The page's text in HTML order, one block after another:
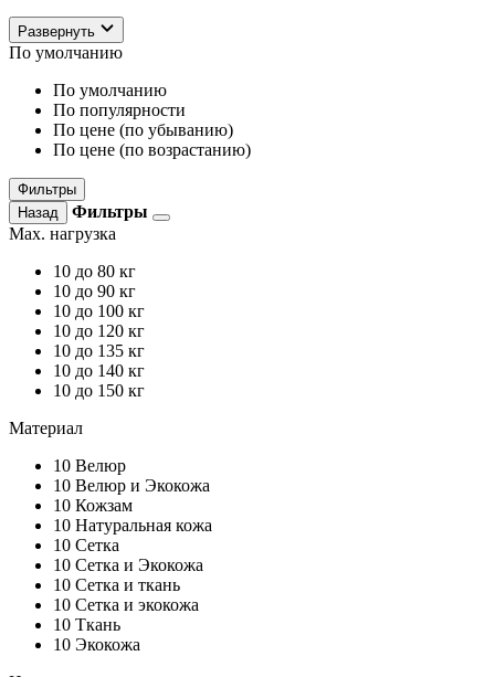
Развернуть
По умолчанию
По умолчанию
По популярности
По цене (по убыванию)
По цене (по возрастанию)
Фильтры
Назад
Фильтры
Max. нагрузка
10 до 80 кг
10 до 90 кг
10 до 100 кг
10 до 120 кг
10 до 135 кг
10 до 140 кг
10 до 150 кг
Материал
10 Велюр
10 Велюр и Экокожа
10 Кожзам
10 Натуральная кожа
10 Сетка
10 Сетка и Экокожа
10 Сетка и ткань
10 Сетка и экокожа
10 Ткань
10 Экокожа